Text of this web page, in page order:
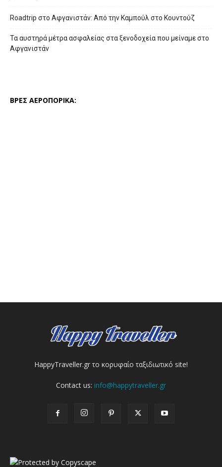
Roadtrip στο Αφγανιστάν: Από την Καμπούλ στο Κουντούζ
Τα αυστηρά μέτρα ασφαλείας στα ξενοδοχεία που μείναμε στο
Αφγανιστάν
ΒΡΕΣ ΑΕΡΟΠΟΡΙΚΑ:
HappyTraveller.gr το κορυφαίο ταξιδιωτικό site!
Contact us: info@happytraveller.gr